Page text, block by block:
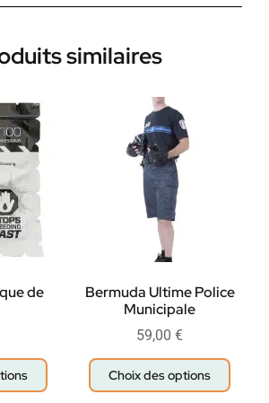
similaires
de
Bermuda Ultime Police
Municipale
59,00 €
Choix des options